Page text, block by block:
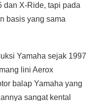
dan X-Ride, tapi pada
basis yang sama
Yamaha sejak 1997
lini Aerox
balap Yamaha yang
sangat kental